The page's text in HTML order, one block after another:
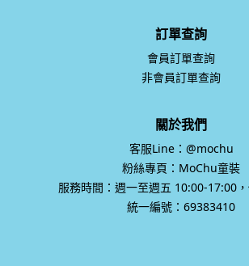
訂單查詢
會員訂單查詢
非會員訂單查詢
關於我們
客服Line：@mochu
粉絲專頁：MoChu童裝
服務時間：週一至週五 10:00-17:00
統一編號：69383410